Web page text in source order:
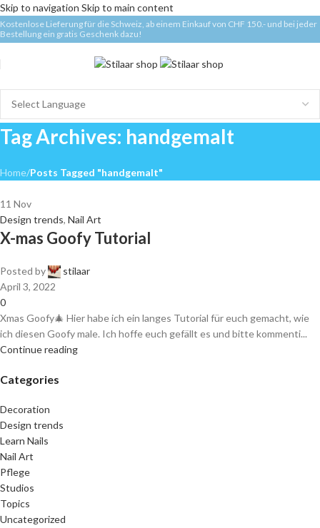
Skip to navigation Skip to main content
Kostenlose Lieferung für die Schweiz, ab einem Einkauf von CHF 150.- und bei jeder
Bestellung ein gratis Geschenk dazu!
Tag Archives: handgemalt
Home/Posts Tagged "handgemalt"
11 Nov
Design trends, Nail Art
X-mas Goofy Tutorial
Posted by
stilaar
April 3, 2022
0
Xmas Goofy🎄 Hier habe ich ein langes Tutorial für euch gemacht, wie
ich diesen Goofy male. Ich hoffe euch gefällt es und bitte kommenti...
Continue reading
Categories
Decoration
Design trends
Learn Nails
Nail Art
Pflege
Studios
Topics
Uncategorized